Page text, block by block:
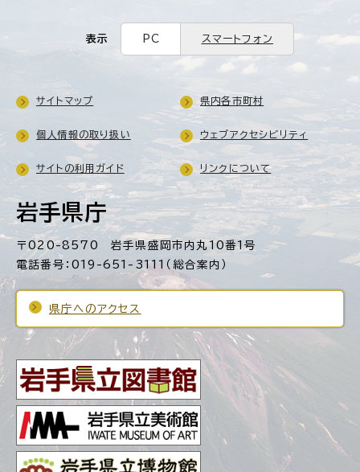
表示 PC スマートフォン
岩手県庁
〒020-8570 岩手県盛岡市内丸10番1号
電話番号：019-651-3111（総合案内）
県庁へのアクセス
サイトマップ 県内各市町村
個人情報の取り扱い ウェブアクセシビリティ
サイトの利用ガイド リンクについて